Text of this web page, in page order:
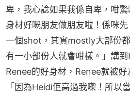
卑，我心諗如果我係自卑，咁
身材好嘅朋友做朋友啦！係咪
一個shot，其實mostly大部份
有一小部份人就會咁樣。」講
Renee的好身材，Renee就被好
「因為Heidi佢高過我㗎！所以